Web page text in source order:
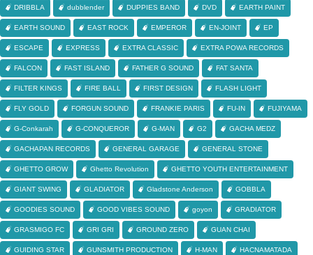
DRIBBLA dubblender DUPPIES BAND DVD EARTH PAINT
EARTH SOUND EAST ROCK EMPEROR EN-JOINT EP
ESCAPE EXPRESS EXTRA CLASSIC EXTRA POWA RECORDS
FALCON FAST ISLAND FATHER G SOUND FAT SANTA
FILTER KINGS FIRE BALL FIRST DESIGN FLASH LIGHT
FLY GOLD FORGUN SOUND FRANKIE PARIS FU-IN FUJIYAMA
G-Conkarah G-CONQUEROR G-MAN G2 GACHA MEDZ
GACHAPAN RECORDS GENERAL GARAGE GENERAL STONE
GHETTO GROW Ghetto Revolution GHETTO YOUTH ENTERTAINMENT
GIANT SWING GLADIATOR Gladstone Anderson GOBBLA
GOODIES SOUND GOOD VIBES SOUND goyon GRADIATOR
GRASMIGO FC GRI GRI GROUND ZERO GUAN CHAI
GUIDING STAR GUNSMITH PRODUCTION H-MAN HACNAMATADA